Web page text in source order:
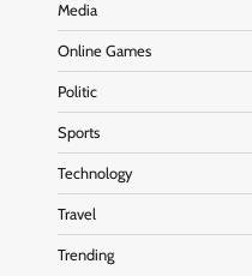
Media
Online Games
Politic
Sports
Technology
Travel
Trending